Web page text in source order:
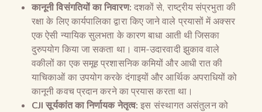
कानूनी विसंगतियों का निवारण: दशकों से, राष्ट्रीय संप्रभुता की
रक्षा के लिए कार्यपालिका द्वारा किए जाने वाले प्रयासों में अक्सर
एक ऐसी न्यायिक सुलभता के कारण बाधा आती थी जिसका
दुरुपयोग किया जा सकता था। वाम-उदारवादी झुकाव वाले
वकीलों का एक समूह प्रशासनिक कमियों और आधी रात की
याचिकाओं का उपयोग करके दंगाइयों और आर्थिक अपराधियों को
कानूनी कवच प्रदान करने का प्रयास करता था।
CJI सूर्यकांत का निर्णायक नेतृत्व: इस संस्थागत असंतुलन को